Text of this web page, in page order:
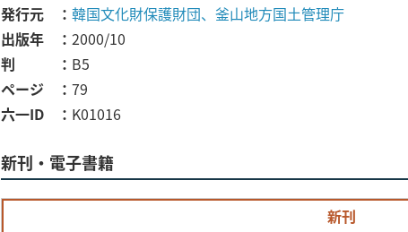
発行元
韓国文化財保護財団、釜山地方国土管理庁
出版年
2000/10
判
B5
ページ
79
六一ID
K01016
新刊・電子書籍
新刊